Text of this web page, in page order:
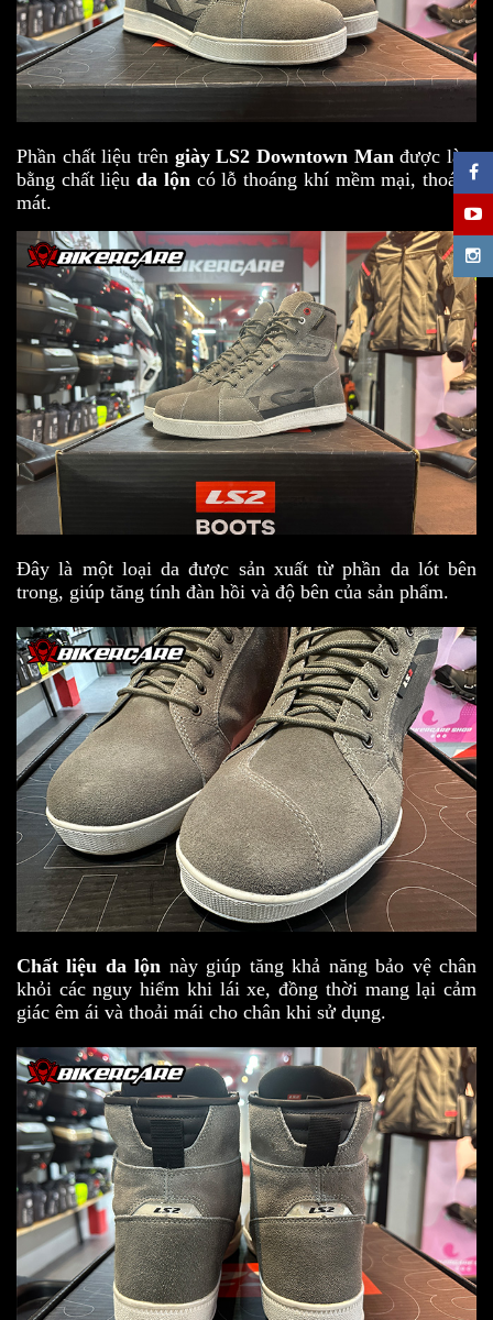
Phần chất liệu trên giày LS2 Downtown Man được làm
bằng chất liệuda lộn có lỗ thoáng khí mềm mại, thoáng
mát.
Đây là một loại da được sản xuất từ phần da lót bên
trong, giúp tăng tính đàn hồi và độ bên của sản phẩm.
Chất liệu da lộn này giúp tăng khả năng bảo vệ chân
khỏi các nguy hiểm khi lái xe, đồng thời mang lại cảm
giác êm ái và thoải mái cho chân khi sử dụng.